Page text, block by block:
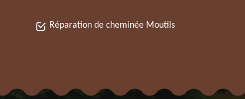
Réparation de cheminée Moutils